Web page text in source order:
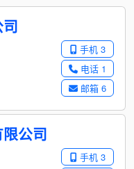
手机 3
电话 1
邮箱 6
公司
手机 3